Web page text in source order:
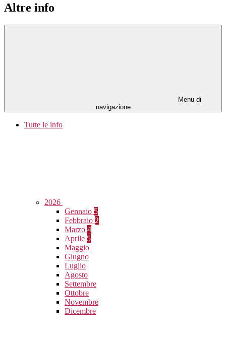
Altre info
Menu di
navigazione
Tutte le info
2026
Gennaio 5
Febbraio 2
Marzo 4
Aprile 5
Maggio
Giugno
Luglio
Agosto
Settembre
Ottobre
Novembre
Dicembre